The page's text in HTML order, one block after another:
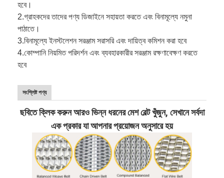
হবে।
2.গ্রাহকদের তাদের পণ্য ডিজাইনে সহায়তা করতে এবং বিনামূল্যে নমুনা
পাঠাতে।
3.বিনামূল্যে ইনস্টলেশন সরঞ্জাম সরাসরি এবং দায়িত্ব কমিশন করা হবে
4.কোম্পানি নিয়মিত পরিদর্শন এবং ব্যবহারকারীর সরঞ্জাম রক্ষণাবেক্ষণ করতে
হবে
সংশ্লিষ্ট পণ্য
ছবিতে ক্লিক করুন আরও ভিন্ন ধরনের মেশ বেল্ট খুঁজুন, সেখানে সর্বদা
এক প্রকার যা আপনার প্রয়োজন অনুসারে হয়